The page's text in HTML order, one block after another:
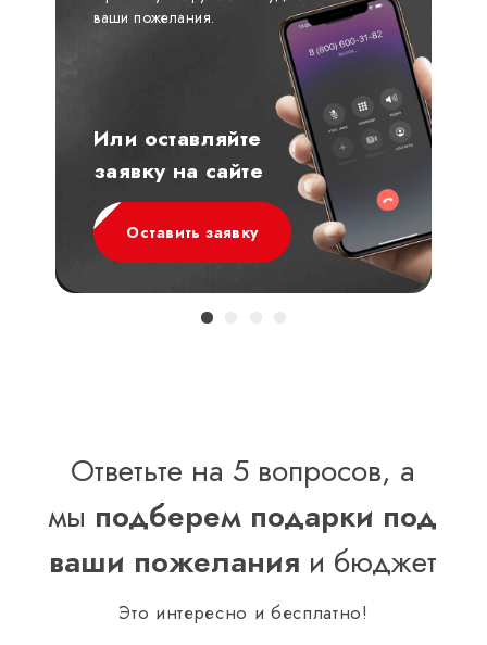
ваши пожелания.
Или оставляйте
заявку на сайте
Оставить заявку
Ответьте на 5 вопросов, а
мы подберем подарки под
ваши пожелания и бюджет
Это интересно и бесплатно!